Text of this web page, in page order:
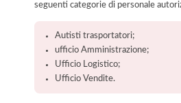
seguenti categorie di personale
Autisti trasportatori;
ufficio Amministrazione;
Ufficio Logistico;
Ufficio Vendite.